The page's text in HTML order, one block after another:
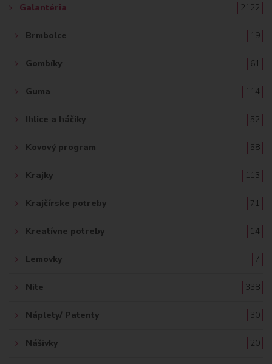
Galantéria 2122
Brmbolce 19
Gombíky 61
Guma 114
Ihlice a háčiky 52
Kovový program 58
Krajky 113
Krajčírske potreby 71
Kreatívne potreby 14
Lemovky 7
Nite 338
Náplety/ Patenty 30
Nášivky 20